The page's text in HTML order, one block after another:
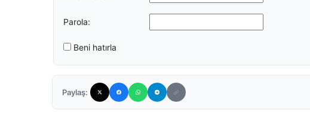
Parola:
Beni hatırla
Paylaş: